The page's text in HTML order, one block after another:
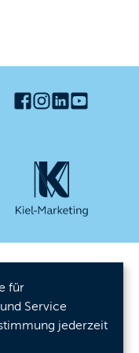
für
Service
jederzeit